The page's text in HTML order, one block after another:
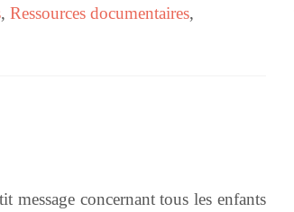
, Ressources documentaires,
concernant tous les enfants